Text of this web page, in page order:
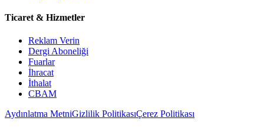
Ticaret & Hizmetler
Reklam Verin
Dergi Aboneliği
Fuarlar
İhracat
İthalat
CBAM
Aydınlatma MetniGizlilik PolitikasıÇerez Politikası